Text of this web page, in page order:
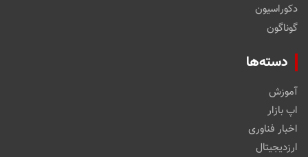
دکوراسیون
گوناگون
دسته‌ها
آموزش
اپ بازار
اخبار فناوری
ارزدیجیتال